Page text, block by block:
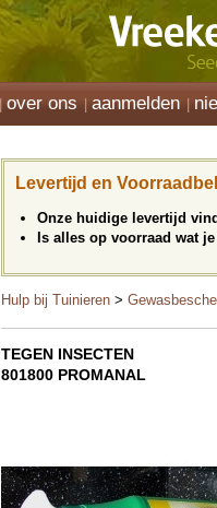
over ons aanmelden
Levertijd en
Onze huidige levertijd
Is alles op voorraad wat
Hulp bij Tuinieren >
TEGEN INSECTEN
801800 PROMANAL